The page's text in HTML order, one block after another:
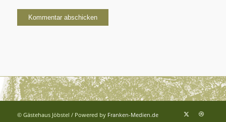
© Gästehaus Jöbstel / Powered by Franken-Medien.de